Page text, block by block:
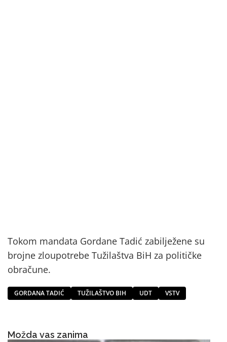
Tokom mandata Gordane Tadić zabilježene su
brojne zloupotrebe Tužilaštva BiH za političke
obračune.
GORDANA TADIĆ TUŽILAŠTVO BIH UDT VSTV
Možda vas zanima